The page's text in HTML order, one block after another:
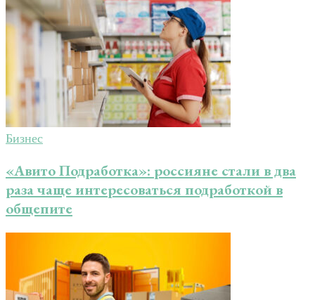
Бизнес
«Авито Подработка»: россияне стали в два
раза чаще интересоваться подработкой в
общепите